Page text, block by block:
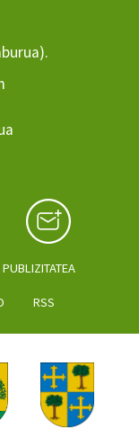
PUBLIZITATEA
RSS